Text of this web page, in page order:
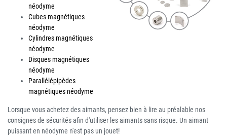
néodyme
Cubes magnétiques
néodyme
Cylindres magnétiques
néodyme
Disques magnétiques
néodyme
Parallélépipèdes
magnétiques néodyme
Lorsque vous achetez des aimants, pensez bien à lire au préalable nos
consignes de sécurités afin d'utiliser les aimants sans risque. Un aimant
puissant en néodyme n'est pas un jouet!